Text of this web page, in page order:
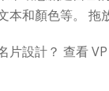
本和顏色等。 拖
片設計？ 查看